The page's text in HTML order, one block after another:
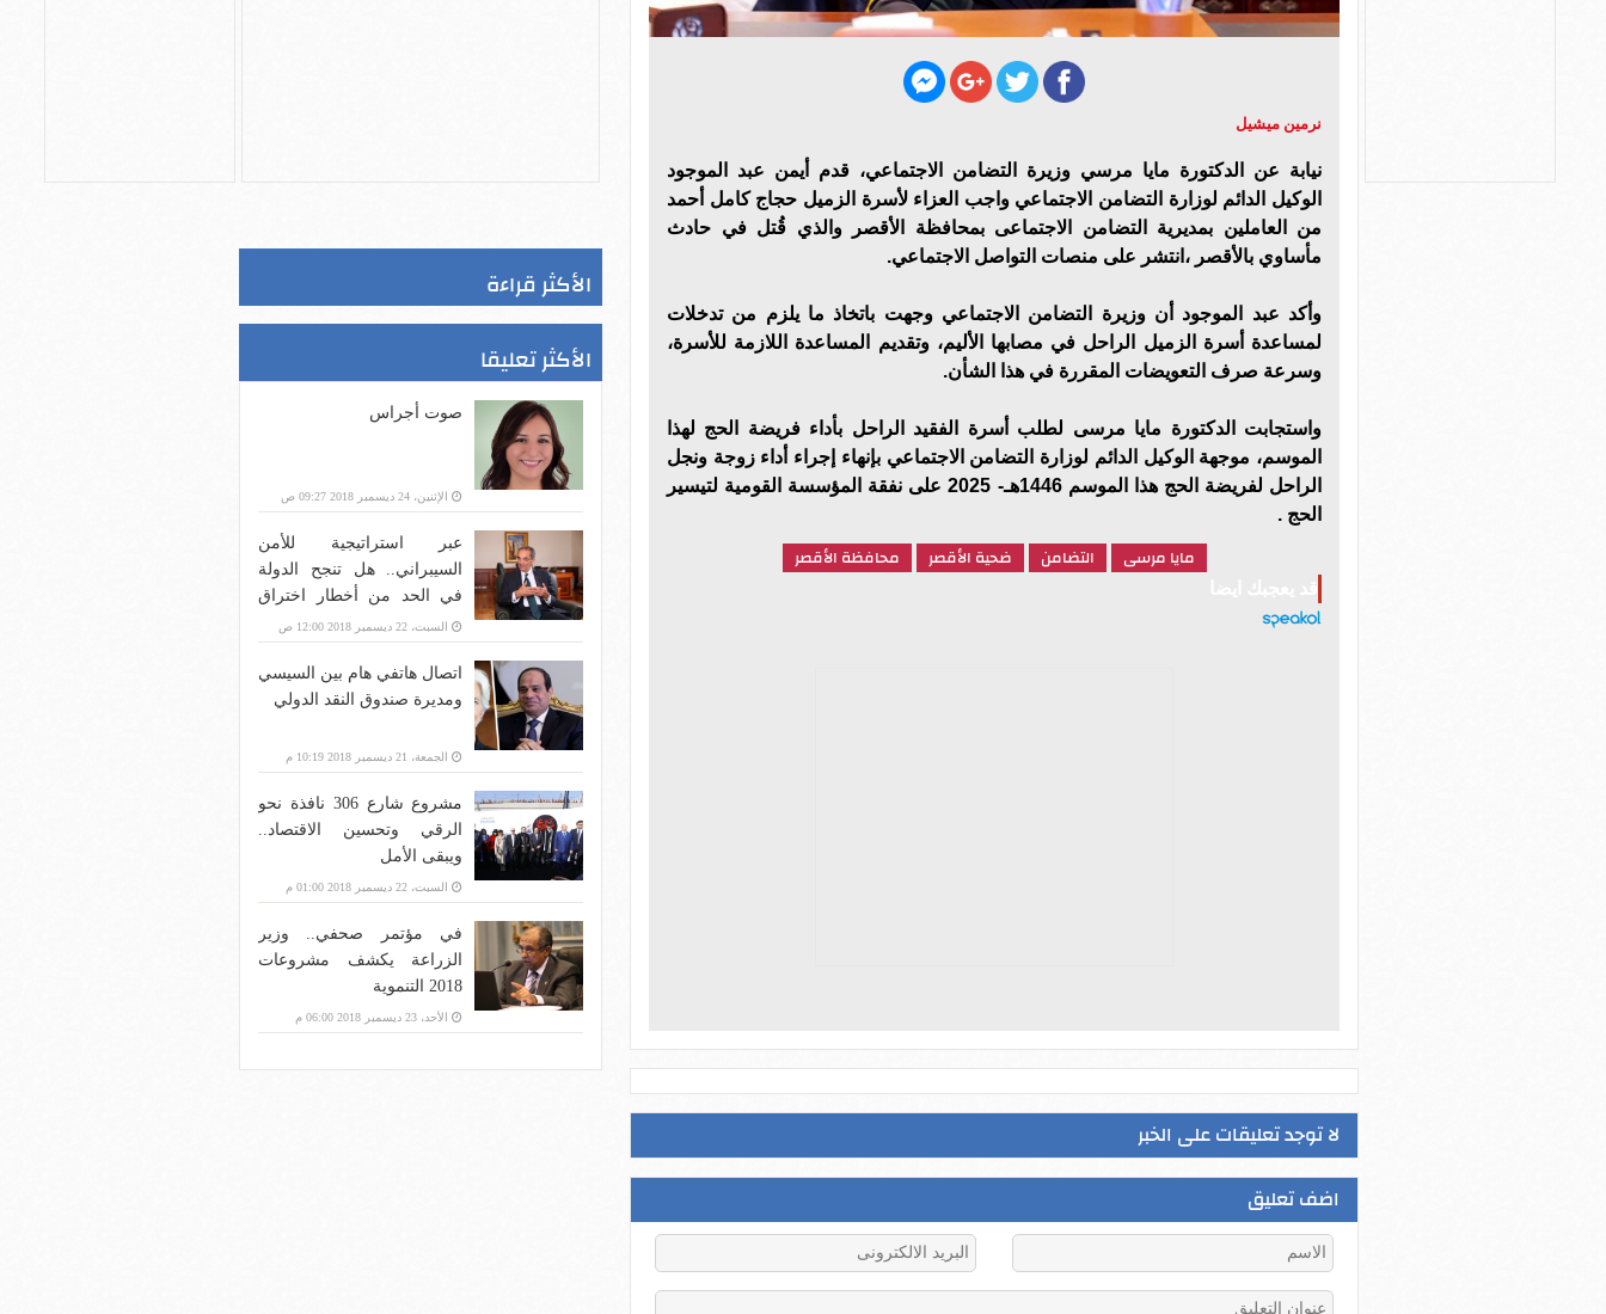
نرمين ميشيل
نيابة عن الدكتورة مايا مرسي وزيرة التضامن الاجتماعي، قدم أيمن عبد الموجود
الوكيل الدائم لوزارة التضامن الاجتماعي واجب العزاء لأسرة الزميل حجاج كامل أحمد
من العاملين بمديرية التضامن الاجتماعى بمحافظة الأقصر والذي قُتل في حادث
مأساوي بالأقصر ،انتشر على منصات التواصل الاجتماعي.
وأكد عبد الموجود أن وزيرة التضامن الاجتماعي وجهت باتخاذ ما يلزم من تدخلات
لمساعدة أسرة الزميل الراحل في مصابها الأليم، وتقديم المساعدة اللازمة للأسرة،
وسرعة صرف التعويضات المقررة في هذا الشأن.
واستجابت الدكتورة مايا مرسى لطلب أسرة الفقيد الراحل بأداء فريضة الحج لهذا
الموسم، موجهة الوكيل الدائم لوزارة التضامن الاجتماعي بإنهاء إجراء أداء زوجة ونجل
الراحل لفريضة الحج هذا الموسم 1446هـ- 2025 على نفقة المؤسسة القومية لتيسير
الحج .
مايا مرسى التضامن ضحية الأقصر محافظة الأقصر
لا توجد تعليقات على الخبر
اضف تعليق
الأكثر قراءة
الأكثر تعليقا
صوت أجراس
الإثنين، 24 ديسمبر 2018 09:27 ص
عبر استراتيجية للأمن
السيبراني.. هل تنجح الدولة
في الحد من أخطار اختراق
بنية الاتصالات؟
السبت، 22 ديسمبر 2018 12:00 ص
اتصال هاتفي هام بين السيسي
ومديرة صندوق النقد الدولي
الجمعة، 21 ديسمبر 2018 10:19 م
مشروع شارع 306 نافذة نحو
الرقي وتحسين الاقتصاد..
ويبقى الأمل
السبت، 22 ديسمبر 2018 01:00 م
في مؤتمر صحفي.. وزير
الزراعة يكشف مشروعات
2018 التنموية
الأحد، 23 ديسمبر 2018 06:00 م